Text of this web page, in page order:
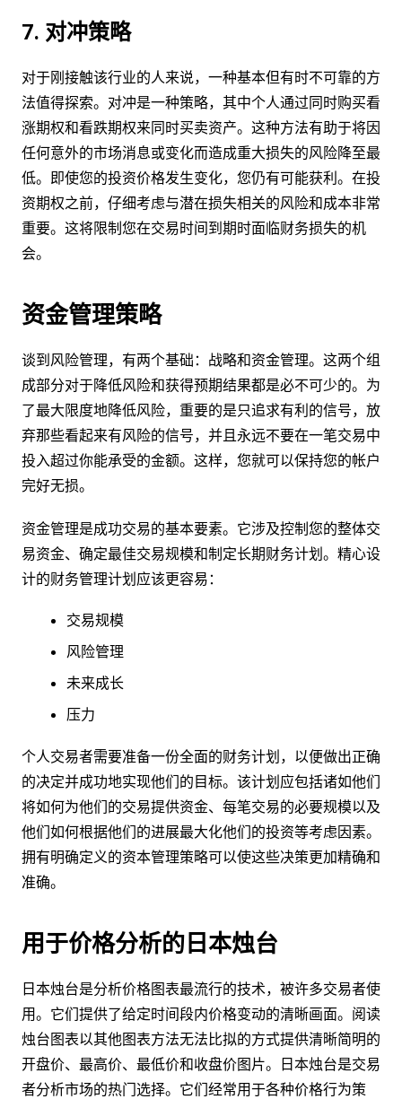
7. 对冲策略
对于刚接触该行业的人来说，一种基本但有时不可靠的方
法值得探索。对冲是一种策略，其中个人通过同时购买看
涨期权和看跌期权来同时买卖资产。这种方法有助于将因
任何意外的市场消息或变化而造成重大损失的风险降至最
低。即使您的投资价格发生变化，您仍有可能获利。在投
资期权之前，仔细考虑与潜在损失相关的风险和成本非常
重要。这将限制您在交易时间到期时面临财务损失的机
会。
资金管理策略
谈到风险管理，有两个基础：战略和资金管理。这两个组
成部分对于降低风险和获得预期结果都是必不可少的。为
了最大限度地降低风险，重要的是只追求有利的信号，放
弃那些看起来有风险的信号，并且永远不要在一笔交易中
投入超过你能承受的金额。这样，您就可以保持您的帐户
完好无损。
资金管理是成功交易的基本要素。它涉及控制您的整体交
易资金、确定最佳交易规模和制定长期财务计划。精心设
计的财务管理计划应该更容易：
交易规模
风险管理
未来成长
压力
个人交易者需要准备一份全面的财务计划，以便做出正确
的决定并成功地实现他们的目标。该计划应包括诸如他们
将如何为他们的交易提供资金、每笔交易的必要规模以及
他们如何根据他们的进展最大化他们的投资等考虑因素。
拥有明确定义的资本管理策略可以使这些决策更加精确和
准确。
用于价格分析的日本烛台
日本烛台是分析价格图表最流行的技术，被许多交易者使
用。它们提供了给定时间段内价格变动的清晰画面。阅读
烛台图表以其他图表方法无法比拟的方式提供清晰简明的
开盘价、最高价、最低价和收盘价图片。日本烛台是交易
者分析市场的热门选择。它们经常用于各种价格行为策